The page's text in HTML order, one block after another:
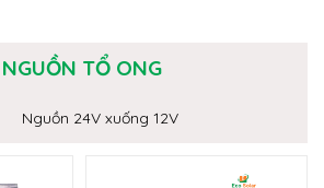
NGUỒN TỔ ONG
Nguồn 24V xuống 12V